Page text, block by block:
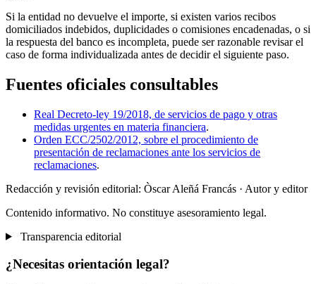
Si la entidad no devuelve el importe, si existen varios recibos
domiciliados indebidos, duplicidades o comisiones encadenadas, o si
la respuesta del banco es incompleta, puede ser razonable revisar el
caso de forma individualizada antes de decidir el siguiente paso.
Fuentes oficiales consultables
Real Decreto-ley 19/2018, de servicios de pago y otras
medidas urgentes en materia financiera.
Orden ECC/2502/2012, sobre el procedimiento de
presentación de reclamaciones ante los servicios de
reclamaciones.
Redacción y revisión editorial: Òscar Aleñá Francás · Autor y editor
Contenido informativo. No constituye asesoramiento legal.
Transparencia editorial
¿Necesitas orientación legal?